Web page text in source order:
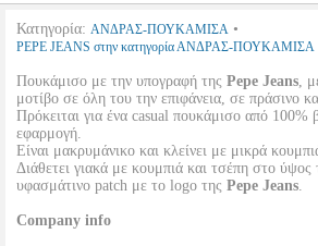
Κατηγορία: ΑΝΔΡΑΣ-ΠΟΥΚΑΜΙΣΑ •
PEPE JEANS στην κατηγορία ΑΝΔΡΑΣ-ΠΟΥΚΑΜΙΣΑ
Πουκάμισο με την υπογραφή της Pepe Jeans,
μοτίβο σε όλη του την επιφάνεια, σε πράσινο
Πρόκειται για ένα casual πουκάμισο από 100%
εφαρμογή.
Είναι μακρυμάνικο και κλείνει με μικρά
Διάθετει γιακά με κουμπιά και τσέπη στο
υφασμάτινο patch με το logo της Pepe Jeans.
Company info